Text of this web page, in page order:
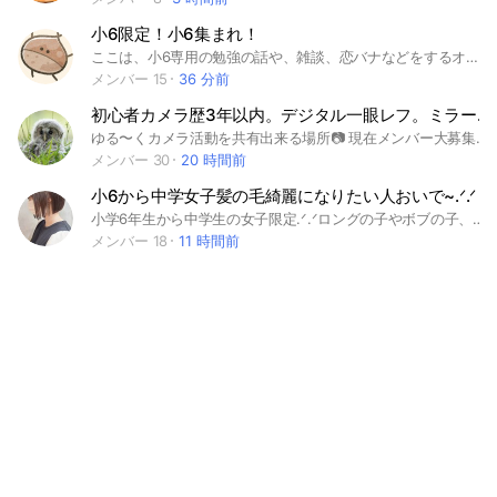
小6限定！小6集まれ！
ここは、小6専用の勉強の話や、雑談、恋バナなどをするオプチャです！ 管理者(ぽむら)も小6です！ ルールは大事なノートみてね！ 即抜け禁止です！ よろしく！ #小学生 #小6 #小学六年生 #小学６年生 #勉強 #恋バナ #雑談
メンバー 15
36 分前
初心者カメラ歴3年以内。デジタル一眼レフ。ミラーレス一眼。フィルムも可。全国。カメラの雑談好き募集。
ゆる〜くカメラ活動を共有出来る場所📷 現在メンバー大募集中♪ (定員30名の少人数予定) 皆さんが快適に過ごせる様、ハウスルールを設けております。予め御理解の上、当OCに参加して頂きますようお願い申し上げます🙇‍♀️ ※16歳未満の方の入室をお断りさせて頂きます。ご了承下さい。 ︎ ✨☆✩⭐︎*ハウスルール*⭐︎︎✩☆✨ 1. たまにでもトークに参加して頂ける方。 (人数制限30名に設定しています) 2. カメラ歴3年以内の方。 (ベテラン勢お断り) 3. ある程度のマナーがある方。 (誹謗中傷、勧誘などの迷惑行為お断り) 4. OC内の情報(撮影場所)は門外不出。 (撮影場所の荒らし防止の為) 5. 2ヶ月間無言の場合はやむおえずご退出させて頂く場合有り。 (人数制限している為、トークに参加して頂ける方優先) 6. デジタル一眼レフカメラ、ミラーレス一眼カメラやフイルム機などを使用している方限定。 (スマホのみ使用者の参加はご遠慮願います) 7. OC内での写真の投稿は1回のメッセージ毎に5枚程度までお願いします。 (トークルームの見やすさを維持するため) 8. 他の参加者が投稿した写真を無断で使用したり、保存をしない事。 (著作権の侵害となります) 9. ルールなどは予告なしに変更される場合がございます。予めご了承願います。 10. 皆で楽しく意見交換などを行いましょう！ ※在籍中にカメラ歴3年を経過した方の在籍有無は個人の判断に委ねます。 ︎ ✨☆✩⭐︎*⸜( * ॑꒳ ॑* )⸝*⭐︎︎✩☆✨ 参加後に、一言挨拶とノートに内にあるプロフィール記入と本人のプロフ画をオリジナル設定お願いします。 (プロフ記入は共通点など話題作りになればと思います) 出戻りは、お断りします。協調性のない方、ルールを守って頂けない方は、強制退出処置を取らせて頂くことがあります。 皆様のご参加お待ちしております♪ Canon/Nikon/SONY/FUJIFILM/OLYMPUS/PENTAX/ キャノン/ニコン/ソニー/富士フィルム/オリンパス/ペンタックス 一眼レフ/ミラーレス一眼
メンバー 30
20 時間前
小6から中学女子髪の毛綺麗になりたい人おいで~.ᐟ.ᐟ
小学6年生から中学生の女子限定.ᐟ.ᐟロングの子やボブの子、ショートボブの子など髪の毛を綺麗になりたい､髪の毛の事について話したい人おいでよ.ᐟ.ᐟ雑談も🙆‍♀️髪の毛切ったら髪の長さ送ったりするのも🙆‍♀️です.ᐟ.ᐟアイロンやる時の順番？とか参考にしたい🤤 、 、 、 、 、 、 、 、 、 、 、 🤤 、 、 、 、 、 、 、 、 、 、 、 🤤 、 、 、 、 、 、 、 、 、 、 、 🤤 、 、 、 、 、 、 、 、 、 、 、 🤤 、 、 、 、 、 、 、 、 、 、 、 初期アイコンの人最近沢山入ってきて全部同じ人なのでは？と思う様な所がいくつかあったのでアイコンは初期以外でお願いします。初期アイコンの方は強制退会します ここ見てない人で初期アイコンになっても強制退会させます
メンバー 18
11 時間前